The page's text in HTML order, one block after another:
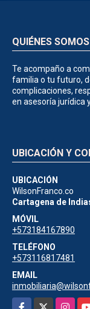
QUIÉNES SOMOS
Te acompaño a
familia o tu futuro,
complicaciones,
en asesoría jurídica
UBICACIÓN Y
UBICACIÓN
WilsonFranco.co
Cartagena de
MÓVIL
+573184167890
TELÉFONO
+573116817481
EMAIL
Facebook